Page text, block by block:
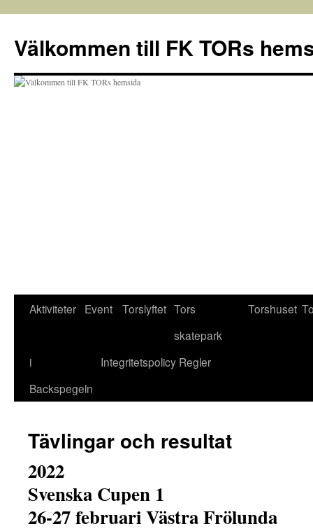
Välkommen till FK TORs
Hoppa
innehåll
Aktiviteter Event Torslyftet Tors
skatepark
Torshuset
i
Backspegeln
Integritetspolicy Regler
Tävlingar och resultat
2022
Svenska Cupen 1
26-27 februari Västra Frölunda